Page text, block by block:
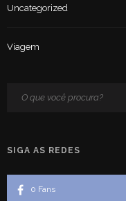
Uncategorized
Viagem
SIGA AS REDES
0 Fans